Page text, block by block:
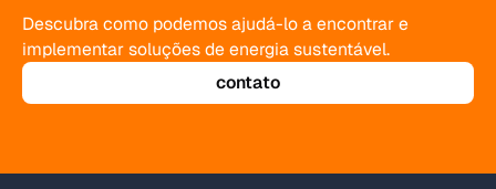
Descubra como podemos ajudá-lo a encontrar e
implementar soluções de energia sustentável.
contato